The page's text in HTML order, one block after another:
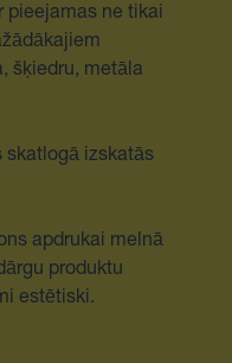
pieejamas ne tikai
šķiedru, metāla
skatlogā izskatās
apdrukai melnā
produktu
estētiski.